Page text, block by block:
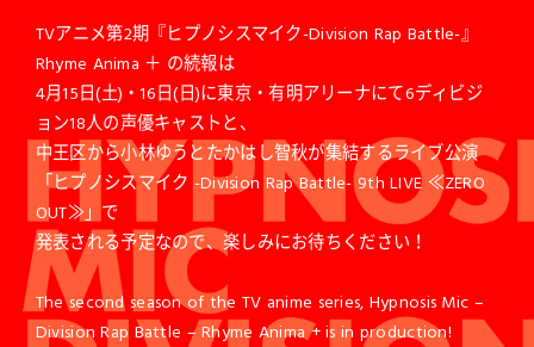
TVアニメ第2期『ヒプノシスマイク-Division Rap Battle-』
Rhyme Anima ＋ の続報は
4月15日(土)・16日(日)に東京・有明アリーナにて6ディビジ
ョン18人の声優キャストと、
中王区から小林ゆうとたかはし智秋が集結するライブ公演
「ヒプノシスマイク -Division Rap Battle- 9th LIVE ≪ZERO
OUT≫」で
発表される予定なので、楽しみにお待ちください！
The second season of the TV anime series, Hypnosis Mic –
Division Rap Battle – Rhyme Anima + is in production!